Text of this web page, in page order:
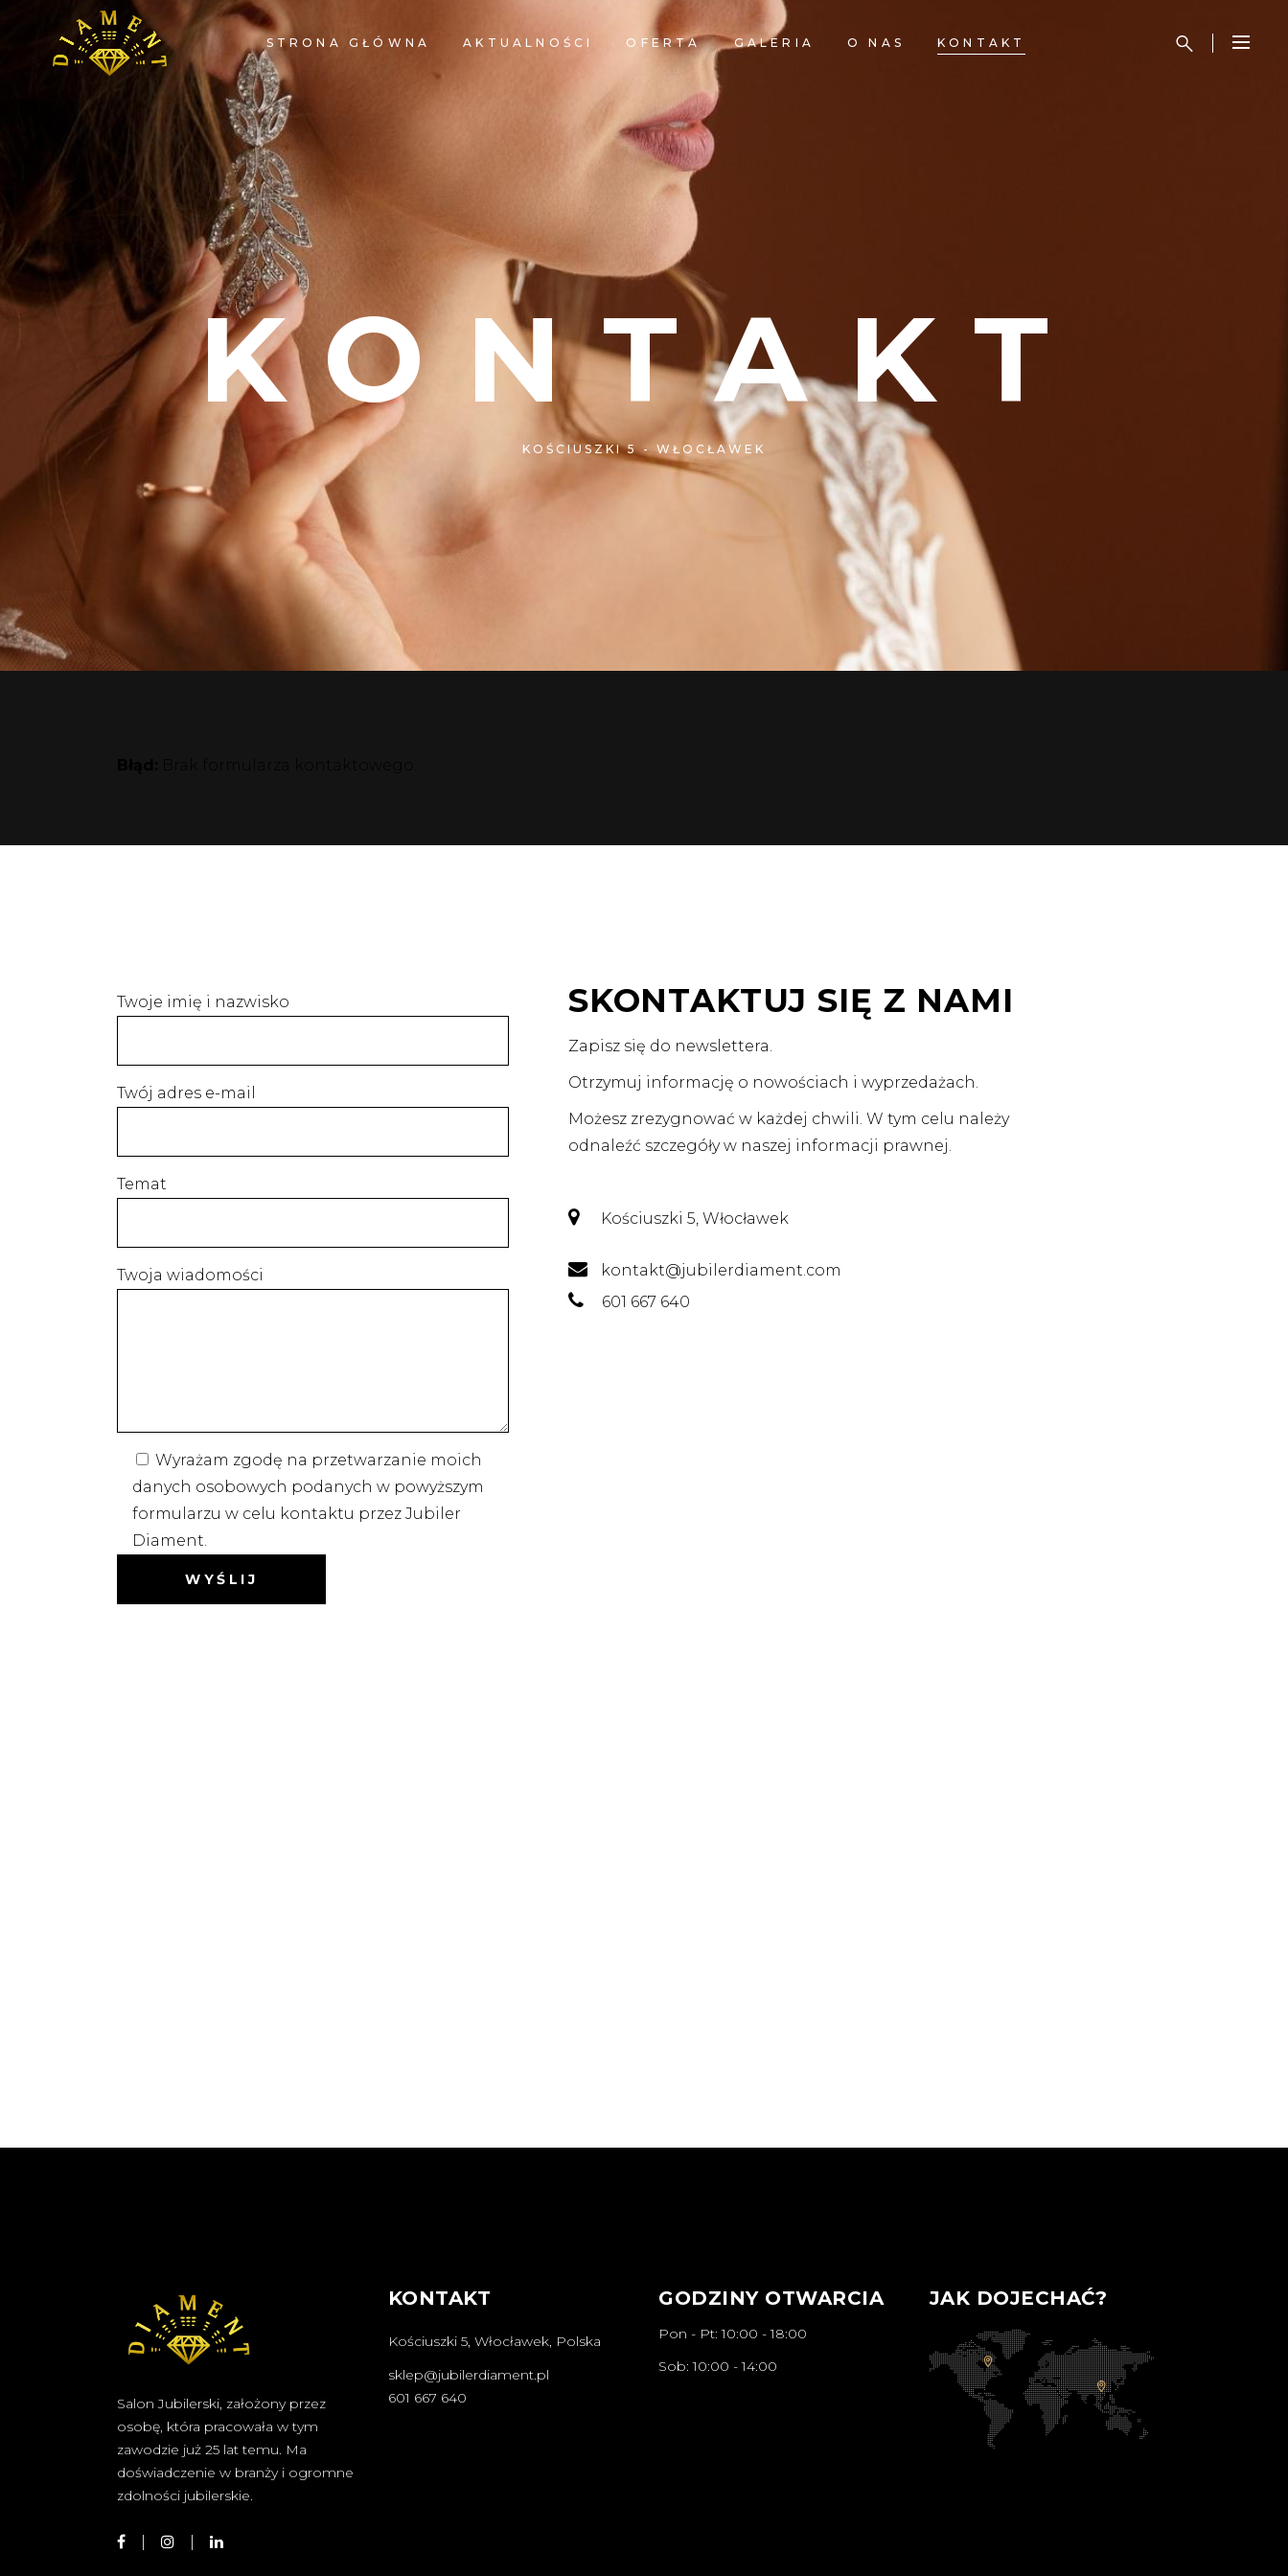
STRONA GŁÓWNA AKTUALNOŚCI OFERTA GALERIA O NAS KONTAKT
KONTAKT
KOŚCIUSZKI 5 - WŁOCŁAWEK
Twoje imię i nazwisko
Twój adres e-mail
Temat
Twoja wiadomości
Wyrażam zgodę na przetwarzanie moich
danych osobowych podanych w powyższym
formularzu w celu kontaktu przez Jubiler
Diament.
SKONTAKTUJ SIĘ Z NAMI
Zapisz się do newslettera.
Otrzymuj informację o nowościach i wyprzedażach.
Możesz zrezygnować w każdej chwili. W tym celu należy
odnaleźć szczegóły w naszej informacji prawnej.
Kościuszki 5, Włocławek
kontakt@jubilerdiament.com
601 667 640
Salon Jubilerski, założony przez
osobę, która pracowała w tym
zawodzie już 25 lat temu. Ma
doświadczenie w branży i ogromne
zdolności jubilerskie.
KONTAKT
Kościuszki 5, Włocławek, Polska
sklep@jubilerdiament.pl
601 667 640
GODZINY OTWARCIA
Pon - Pt: 10:00 - 18:00
Sob: 10:00 - 14:00
JAK DOJECHAĆ?